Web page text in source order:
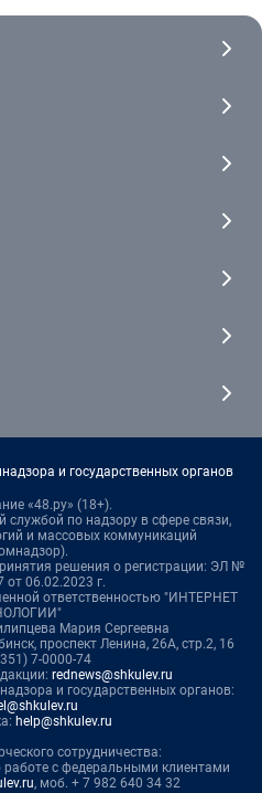
и государственных органов
«48.ру» (18+).
службой по надзору в сфере связи,
и массовых коммуникаций
решения о регистрации: ЭЛ №
от 06.02.2023 г.
ответственностью "ИНТЕРНЕТ
Мария Сергеевна
проспект Ленина, 26А, стр.2, 16
7-0000-74
rednews@shkulev.ru
и государственных органов:
help@shkulev.ru
сотрудничества:
с федеральными клиентами
, моб. + 7 982 640 34 32